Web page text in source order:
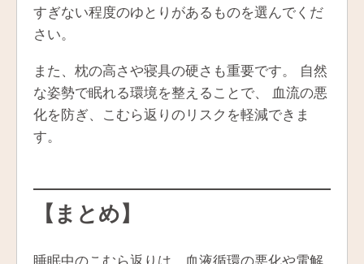
すぎない程度のゆとりがあるものを選んでくだ
さい。
また、枕の高さや寝具の硬さも重要です。 自然
な姿勢で眠れる環境を整えることで、 血流の悪
化を防ぎ、こむら返りのリスクを軽減できま
す。
【まとめ】